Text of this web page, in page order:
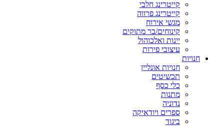
קייטרינג חלבי
קייטרינג פרווה
מגשי אירוח
קינוחים/בר מתוקים
יינות ואלכוהול
עיצובי פירות
חנויות
חנויות אונליין
תכשיטים
כלי כסף
מתנות
נדוניה
ספרים ויודאיקה
ביגוד